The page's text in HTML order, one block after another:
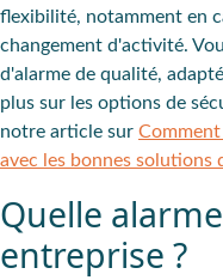
flexibilité, notamment en
changement d'activité.
d'alarme de qualité,
plus sur les options de
notre article sur
avec les bonnes solutions
Quelle
entreprise ?